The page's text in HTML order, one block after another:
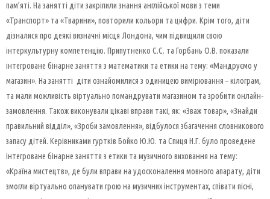
пам’яті. На занятті діти закріпили знання англійської мови з теми
«Транспорт» та «Тварини», повторили кольори та цифри. Крім того, діти
дізналися про деякі визначні місця Лондона, чим підвищили свою
інтеркультурну компетенцію. Припутненко С.С. та Горбань О.В. показали
інтегроване бінарне заняття з математики та етики на тему: «Мандруємо у
магазин». На занятті діти ознайомилися з одиницею вимірювання – кілограм,
та мали можливість віртуально помандрувати магазином та зробити онлайн-
замовлення. Також виконували цікаві вправи такі, як: «Зваж товар», «Знайди
правильний відділ», «Зроби замовлення», відбулося збагачення словникового
запасу дітей. Керівниками гуртків Бойко Ю.Ю. та Спиця Н.Г. було проведене
інтегроване бінарне заняття з етики та музичного виховання на тему:
«Країна мистецтв», де були вправи на удосконалення мовного апарату, діти
змогли віртуально опанувати грою на музичних інструментах, співати пісні,